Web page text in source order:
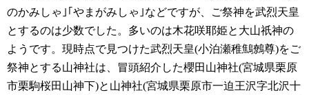
のかみしゃ｣｢やまがみしゃ｣などですが、ご祭神を武烈天皇
とするのは少数でした。多いのは木花咲耶姫と大山祇神の
ようです。現時点で見つけた武烈天皇(小泊瀬稚鷦鷯尊)をご
祭神とする山神社は、冒頭紹介した櫻田山神社(宮城県栗原
市栗駒桜田山神下)と山神社(宮城県栗原市一迫王沢字北沢十